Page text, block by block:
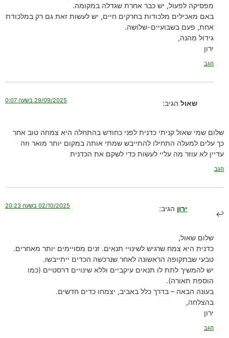
מפסיקה לפעול, יש כבר אחרת שגדלה במקומה.
באם מאכילים מלכודות בחרקים חיים, יש לעשות זאת גם רק במלכודת
אחת, פעם בשבועיים-שלושה.
גידול מהנה,
ירון
הגב
שאול הגיב: 29/09/2025 בשעה 0:07
שלום שמי שאול קניתי כדנית לפני כחודש בהתחלה היא צמחה טוב אחר
כך עלים למעלה התחילו להתייבש שמתי אותה במקום יותר מואר וזה
עדיין לא עוזר מה עליי לעשות כדי לשקם את הכדנית
הגב
ירון הגיב: 02/10/2025 בשעה 20:23
שלום שאול,
כדנית היא צמח שרגיש לשינויי תנאים. זנים מסויימים יותר מאחרים.
טבעי שבתקופה הראשונה לאחר שנרכשה הכדים ייתייבשו.
יש להמשיך לתת לו תנאים עיקביים וללא שינויים דרסטיים (כמו
הוספת תאורה).
בעונה הבאה – בדרך כלל באביב, יצמחו כדים חדשים.
בהצלחה,
ירון
הגב